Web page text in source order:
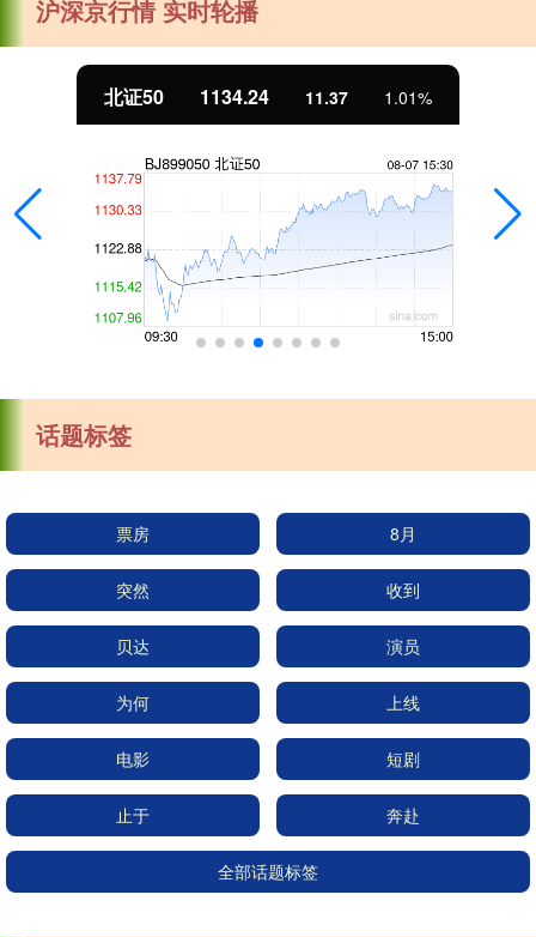
沪深京行情 实时轮播
北证50 1134.24 11.37 1.01%
话题标签
票房 8月
突然 收到
贝达 演员
为何 上线
电影 短剧
止于 奔赴
全部话题标签